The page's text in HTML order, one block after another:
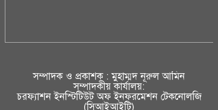
সম্পাদক ও প্রকাশক : মুহাম্মদ নূরুল আমিন
সম্পাদকীয় কার্যালয়:
চরফ্যাশন ইনস্টিটিউট অফ ইনফরমেশন টেকনোলজি
(সিআইআইটি)